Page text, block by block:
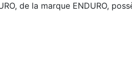
de la marque ENDURO,